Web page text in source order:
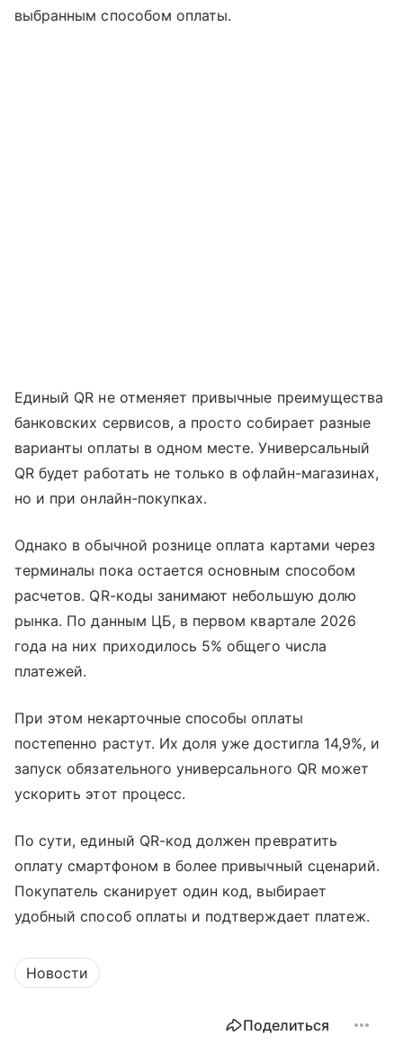
выбранным способом оплаты.
Единый QR не отменяет привычные преимущества
банковских сервисов, а просто собирает разные
варианты оплаты в одном месте. Универсальный
QR будет работать не только в офлайн-магазинах,
но и при онлайн-покупках.
Однако в обычной рознице оплата картами через
терминалы пока остается основным способом
расчетов. QR-коды занимают небольшую долю
рынка. По данным ЦБ, в первом квартале 2026
года на них приходилось 5% общего числа
платежей.
При этом некарточные способы оплаты
постепенно растут. Их доля уже достигла 14,9%, и
запуск обязательного универсального QR может
ускорить этот процесс.
По сути, единый QR-код должен превратить
оплату смартфоном в более привычный сценарий.
Покупатель сканирует один код, выбирает
удобный способ оплаты и подтверждает платеж.
Новости
Поделиться